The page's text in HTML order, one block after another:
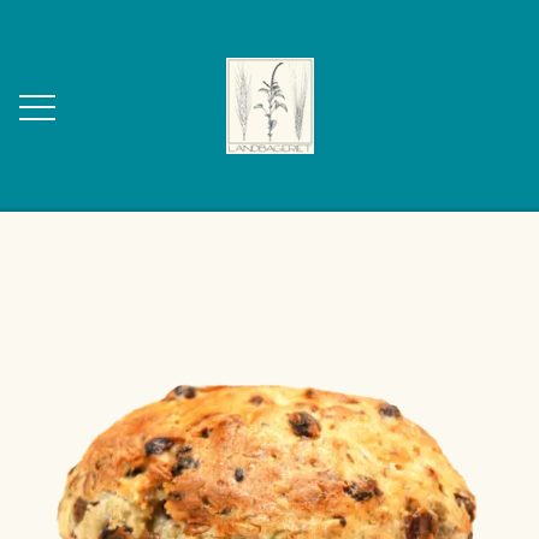
KONTAKT
WEBSHOP
BAGVÆRK